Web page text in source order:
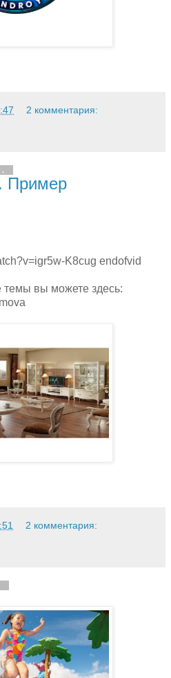
2 комментария:
Пример
K8cug endofvid
темы вы можете здесь:
2 комментария: